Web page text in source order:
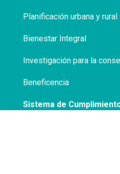
Planificación urbana y
Bienestar Integral
Investigación para la
Beneficencia
Sistema de